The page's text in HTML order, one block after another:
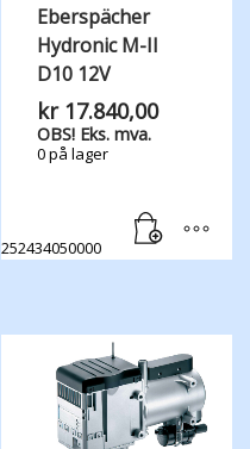
Eberspächer
Hydronic M-II
D10 12V
kr17.840,00
OBS! Eks. mva.
0 på lager
252434050000